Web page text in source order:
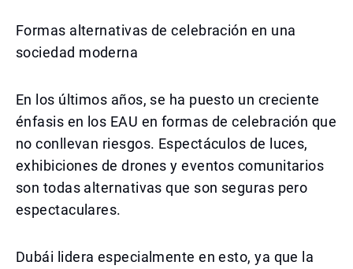
Formas alternativas de celebración en una
sociedad moderna
En los últimos años, se ha puesto un creciente
énfasis en los EAU en formas de celebración que
no conllevan riesgos. Espectáculos de luces,
exhibiciones de drones y eventos comunitarios
son todas alternativas que son seguras pero
espectaculares.
Dubái lidera especialmente en esto, ya que la